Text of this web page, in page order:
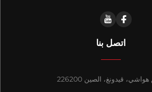
اتصل بنا